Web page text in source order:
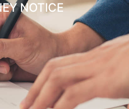
NOTICE